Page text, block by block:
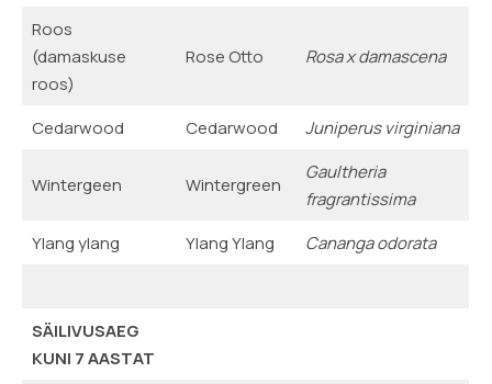
Roos
(damaskuse
roos)
Rose Otto Rosa x damascena
Cedarwood Cedarwood Juniperus virginiana
Wintergeen Wintergreen
Gaultheria
fragrantissima
Ylang ylang
Ylang Ylang Cananga odorata
SÄILIVUSAEG
KUNI 7 AASTAT